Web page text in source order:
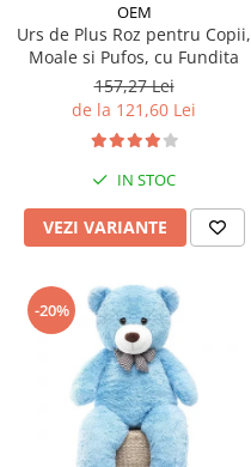
OEM
Urs de Plus Roz pentru Copii,
Moale si Pufos, cu Fundita
157,27 Lei
de la 121,60 Lei
IN STOC
VEZI VARIANTE
-20%